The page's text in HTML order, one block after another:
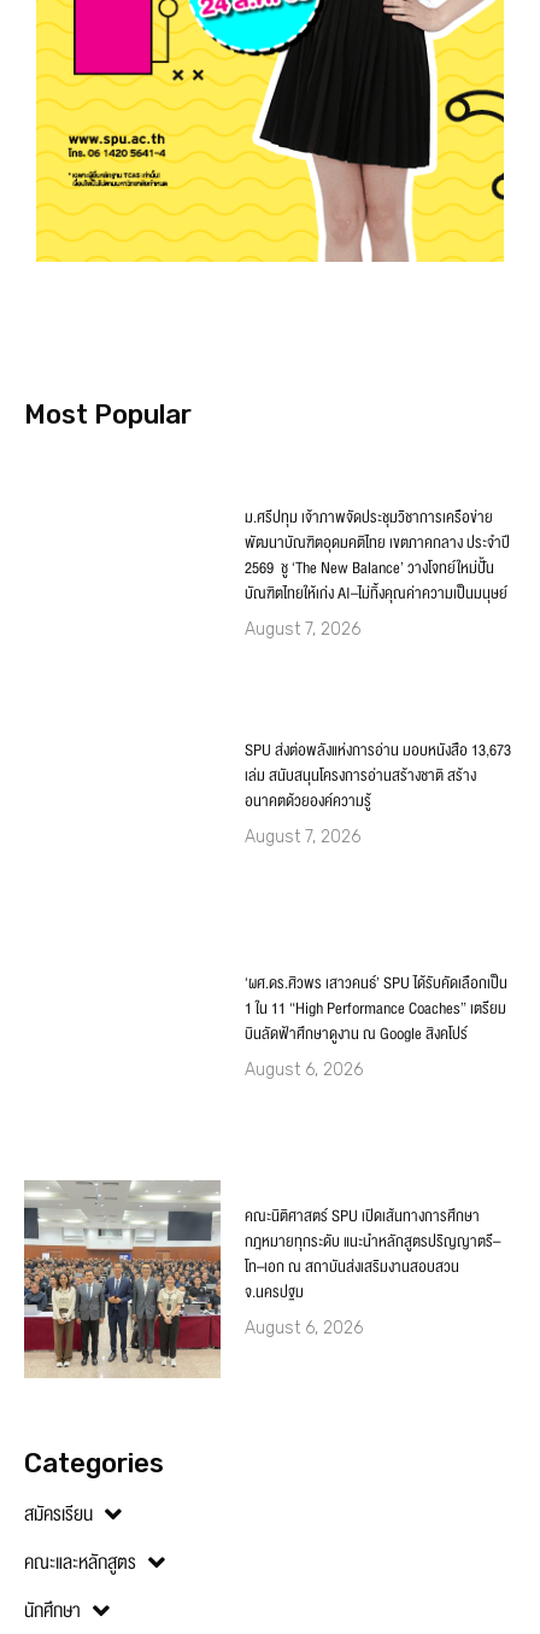
Most Popular
ม.ศรีปทุม เจ้าภาพจัดประชุมวิชาการเครือข่าย
พัฒนาบัณฑิตอุดมคติไทย เขตภาคกลาง ประจำปี
2569 ชู ‘The New Balance’ วางโจทย์ใหม่ปั้น
บัณฑิตไทยให้เก่ง AI–ไม่ทิ้งคุณค่าความเป็นมนุษย์
August 7, 2026
SPU ส่งต่อพลังแห่งการอ่าน มอบหนังสือ 13,673
เล่ม สนับสนุนโครงการอ่านสร้างชาติ สร้าง
อนาคตด้วยองค์ความรู้
August 7, 2026
‘ผศ.ดร.ศิวพร เสาวคนธ์’ SPU ได้รับคัดเลือกเป็น
1 ใน 11 “High Performance Coaches” เตรียม
บินลัดฟ้าศึกษาดูงาน ณ Google สิงคโปร์
August 6, 2026
คณะนิติศาสตร์ SPU เปิดเส้นทางการศึกษา
กฎหมายทุกระดับ แนะนำหลักสูตรปริญญาตรี–
โท–เอก ณ สถาบันส่งเสริมงานสอบสวน
จ.นครปฐม
August 6, 2026
Categories
สมัครเรียน
คณะและหลักสูตร
นักศึกษา